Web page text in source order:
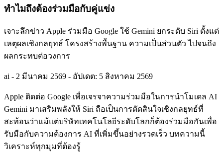
ทำไมถึงต้องร่วมมือกับคู่แข่ง
เจาะลึกข่าว Apple ร่วมมือ Google ใช้ Gemini ยกระดับ Siri ตั้งแต่
เหตุผลเชิงกลยุทธ์ โครงสร้างพื้นฐาน ความเป็นส่วนตัว ไปจนถึง
ผลกระทบต่อวงการ
ai - 2 มีนาคม 2569 - อัปเดต: 5 สิงหาคม 2569
Apple ติดต่อ Google เพื่อเจรจาความร่วมมือในการนำโมเดล AI
Gemini มาเสริมพลังให้ Siri ถือเป็นการตัดสินใจเชิงกลยุทธ์ที่
สะท้อนว่าแม้แต่บริษัทเทคโนโลยีระดับโลกก็ต้องร่วมมือกันเพื่อ
รับมือกับความต้องการ AI ที่เพิ่มขึ้นอย่างรวดเร็ว บทความนี้
วิเคราะห์ทุกมุมที่ต้องรู้